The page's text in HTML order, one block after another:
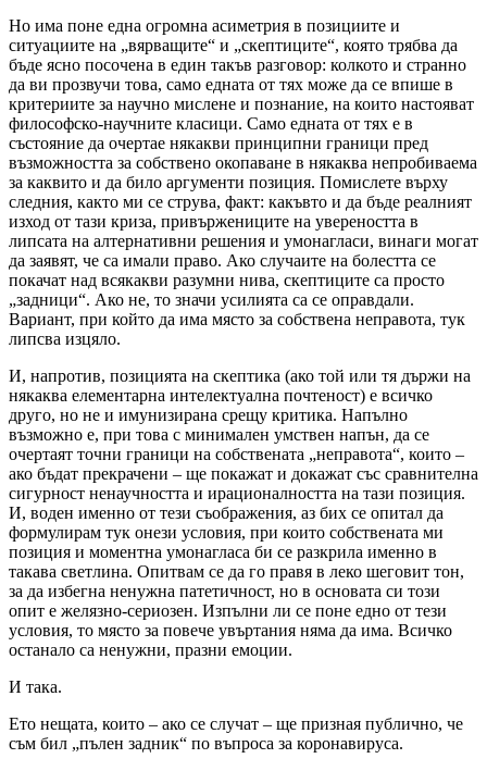
Но има поне една огромна асиметрия в позициите и
ситуациите на „вярващите“ и „скептиците“, която трябва да
бъде ясно посочена в един такъв разговор: колкото и странно
да ви прозвучи това, само едната от тях може да се впише в
критериите за научно мислене и познание, на които настояват
философско-научните класици. Само едната от тях е в
състояние да очертае някакви принципни граници пред
възможността за собствено окопаване в някаква непробиваема
за каквито и да било аргументи позиция. Помислете върху
следния, както ми се струва, факт: какъвто и да бъде реалният
изход от тази криза, привържениците на увереността в
липсата на алтернативни решения и умонагласи, винаги могат
да заявят, че са имали право. Ако случаите на болестта се
покачат над всякакви разумни нива, скептиците са просто
„задници“. Ако не, то значи усилията са се оправдали.
Вариант, при който да има място за собствена неправота, тук
липсва изцяло.
И, напротив, позицията на скептика (ако той или тя държи на
някаква елементарна интелектуална почтеност) е всичко
друго, но не и имунизирана срещу критика. Напълно
възможно е, при това с минимален умствен напън, да се
очертаят точни граници на собствената „неправота“, които –
ако бъдат прекрачени – ще покажат и докажат със сравнителна
сигурност ненаучността и ирационалността на тази позиция.
И, воден именно от тези съображения, аз бих се опитал да
формулирам тук онези условия, при които собствената ми
позиция и моментна умонагласа би се разкрила именно в
такава светлина. Опитвам се да го правя в леко шеговит тон,
за да избегна ненужна патетичност, но в основата си този
опит е желязно-сериозен. Изпълни ли се поне едно от тези
условия, то място за повече увъртания няма да има. Всичко
останало са ненужни, празни емоции.
И така.
Ето нещата, които – ако се случат – ще призная публично, че
съм бил „пълен задник“ по въпроса за коронавируса.